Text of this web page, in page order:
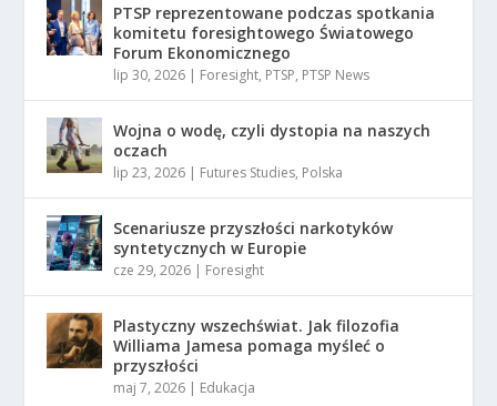
PTSP reprezentowane podczas spotkania
komitetu foresightowego Światowego
Forum Ekonomicznego
lip 30, 2026 | Foresight, PTSP, PTSP News
Wojna o wodę, czyli dystopia na naszych
oczach
lip 23, 2026 | Futures Studies, Polska
Scenariusze przyszłości narkotyków
syntetycznych w Europie
cze 29, 2026 | Foresight
Plastyczny wszechświat. Jak filozofia
Williama Jamesa pomaga myśleć o
przyszłości
maj 7, 2026 | Edukacja